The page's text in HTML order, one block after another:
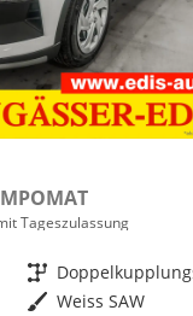
Tageszulassung
Getriebe
Außenfarbe Weiss SAW